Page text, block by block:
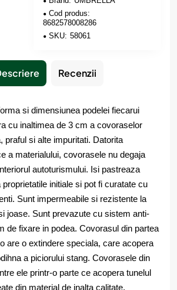
Cod produs:
8682578008286
SKU: 58061
Recenzii
si dimensiunea podelei fiecarui
cu inaltimea de 3 cm a covoraselor
praful si alte impuritati. Datorita
a materialului, covorasele nu degaja
autoturismului. Isi pastreaza
initiale si pot fi curatate cu
Sunt impermeabile si rezistente la
joase. Sunt prevazute cu sistem anti-
de fixare in podea. Covorasul din partea
are o extindere speciala, care acopera
a piciorului stang. Covorasele din
ele printr-o parte ce acopera tunelul
din material de inalta calitate,